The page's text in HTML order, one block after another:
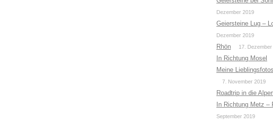
Dezember 2019
Geiersteine Lug –
Dezember 2019
Rhön 17.
In Richtung Mosel
Meine
7. November 2019
Roadtrip in die
In Richtung Metz –
September 2019